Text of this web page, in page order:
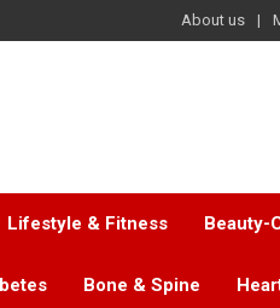
About us
Lifestyle & Fitness Beauty-
Bone & Spine